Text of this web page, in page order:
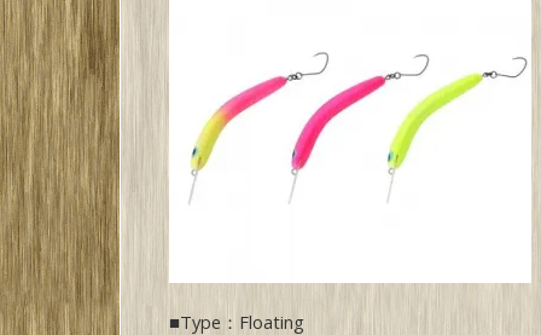
■Type：Floating